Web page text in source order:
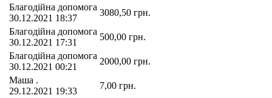
Благодійна допомога
30.12.2021 18:37
3080,50 грн.
Благодійна допомога
30.12.2021 17:31
500,00 грн.
Благодійна допомога
30.12.2021 00:21
2000,00 грн.
Маша .
29.12.2021 19:33
7,00 грн.